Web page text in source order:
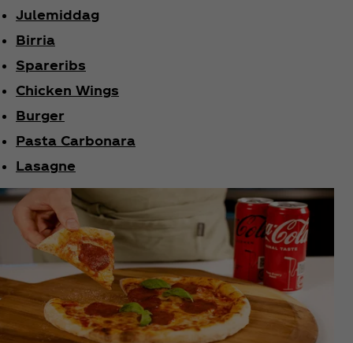
Julemiddag
Birria
Spareribs
Chicken Wings
Burger
Pasta Carbonara
Lasagne